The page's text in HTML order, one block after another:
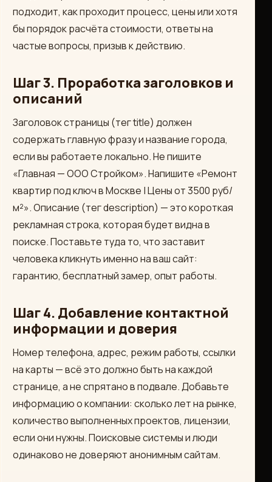
подходит, как проходит процесс, цены или хотя
бы порядок расчёта стоимости, ответы на
частые вопросы, призыв к действию.
Шаг 3. Проработка заголовков и
описаний
Заголовок страницы (тег title) должен
содержать главную фразу и название города,
если вы работаете локально. Не пишите
«Главная — ООО Стройком». Напишите «Ремонт
квартир под ключ в Москве | Цены от 3500 руб/
м²». Описание (тег description) — это короткая
рекламная строка, которая будет видна в
поиске. Поставьте туда то, что заставит
человека кликнуть именно на ваш сайт:
гарантию, бесплатный замер, опыт работы.
Шаг 4. Добавление контактной
информации и доверия
Номер телефона, адрес, режим работы, ссылки
на карты — всё это должно быть на каждой
странице, а не спрятано в подвале. Добавьте
информацию о компании: сколько лет на рынке,
количество выполненных проектов, лицензии,
если они нужны. Поисковые системы и люди
одинаково не доверяют анонимным сайтам.